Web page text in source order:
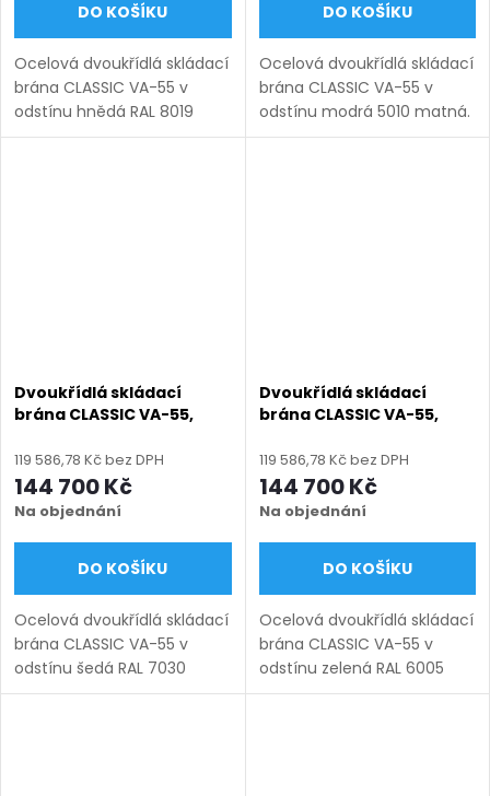
DO KOŠÍKU
Ocelová dvoukřídlá skládací
brána CLASSIC VA-55 v
odstínu hnědá RAL 8019
matná. Bezúdržbová ocel
DO KOŠÍKU
Ocelová dvoukřídlá skládací
brána CLASSIC VA-55 v
odstínu modrá 5010 matná.
Bezúdržbová ocel (žárový
Dvoukřídlá skládací
brána CLASSIC VA-55,
míru (šířka 3000–6000
mm, výška 1000–1950
mm), šedá RAL 7030
matná
119 586,78 Kč bez DPH
144 700 Kč
Na objednání
DO KOŠÍKU
Ocelová dvoukřídlá skládací
brána CLASSIC VA-55 v
odstínu šedá RAL 7030
matná. Bezúdržbová ocel
Dvoukřídlá skládací
brána CLASSIC VA-55,
míru (šířka 3000–6000
mm, výška 1000–1950
mm), zelená RAL 6005
matná
119 586,78 Kč bez DPH
144 700 Kč
Na objednání
DO KOŠÍKU
Ocelová dvoukřídlá skládací
brána CLASSIC VA-55 v
odstínu zelená RAL 6005
matná. Bezúdržbová ocel